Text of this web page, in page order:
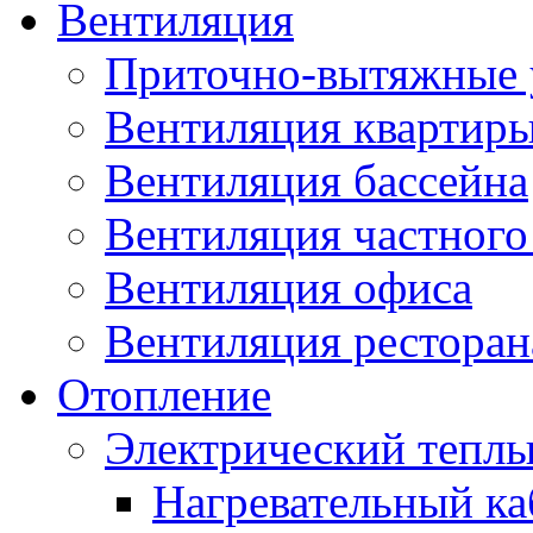
Вентиляция
Приточно-вытяжные
Вентиляция
Вентиляция бассейна
Вентиляция
Вентиляция офиса
Вентиляция
Отопление
Электрический
Нагревательный